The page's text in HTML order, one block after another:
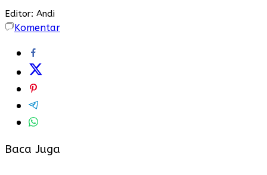
Editor: Andi
Komentar
Baca Juga